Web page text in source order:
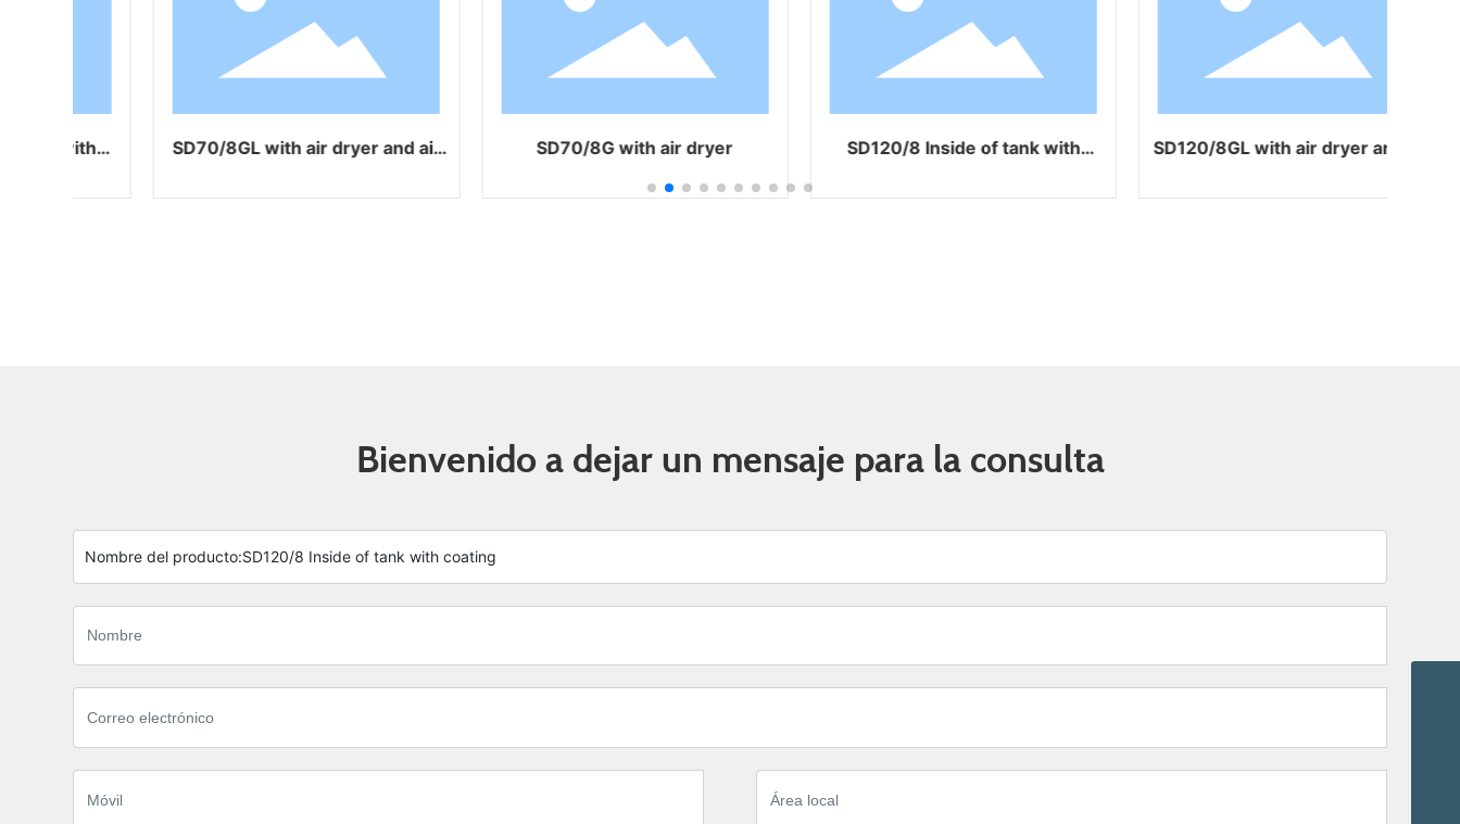
SD70/8G with air dryer
SD120/8 Inside of tank with
SD120/8GL with air dryer and air
cooler
SD120/8G with air dryer SD-140/8B (one for
Bienvenido a dejar un mensaje para la consulta
Nombre del producto:SD120/8 Inside of tank with coating
TEL